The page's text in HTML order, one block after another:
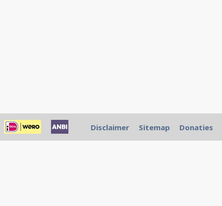
Disclaimer Sitemap Donaties